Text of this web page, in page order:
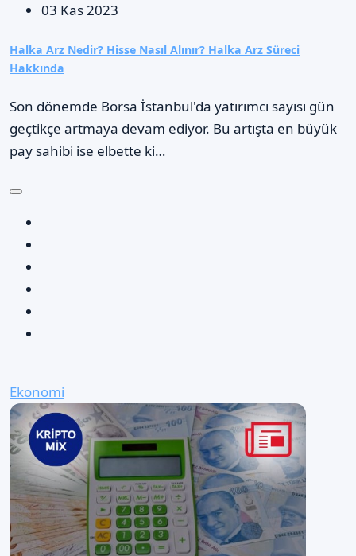
03 Kas 2023
Halka Arz Nedir? Hisse Nasıl Alınır? Halka Arz Süreci
Hakkında
Son dönemde Borsa İstanbul'da yatırımcı sayısı gün
geçtikçe artmaya devam ediyor. Bu artışta en büyük
pay sahibi ise elbette ki…
Ekonomi